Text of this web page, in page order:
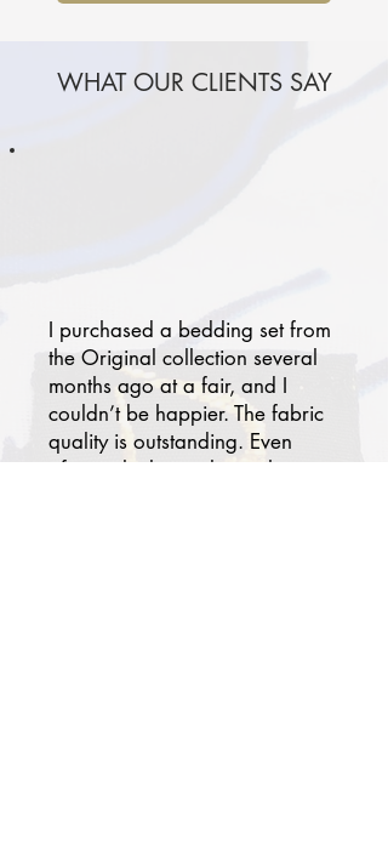
WHAT OUR CLIENTS SAY
I purchased a bedding set from
the Original collection several
months ago at a fair, and I
couldn’t be happier. The fabric
quality is outstanding. Even
after multiple gentle washes,